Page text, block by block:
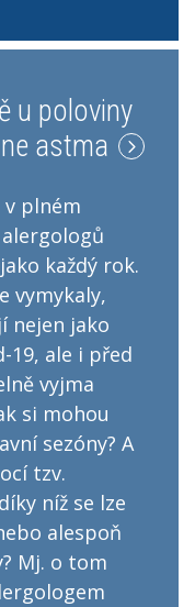
u poloviny
astma
v plném
každý rok.
vymykaly,
nejen jako
19, ale i před
vyjma
si mohou
sezóny? A
tzv.
níž se lze
alespoň
Mj. o tom